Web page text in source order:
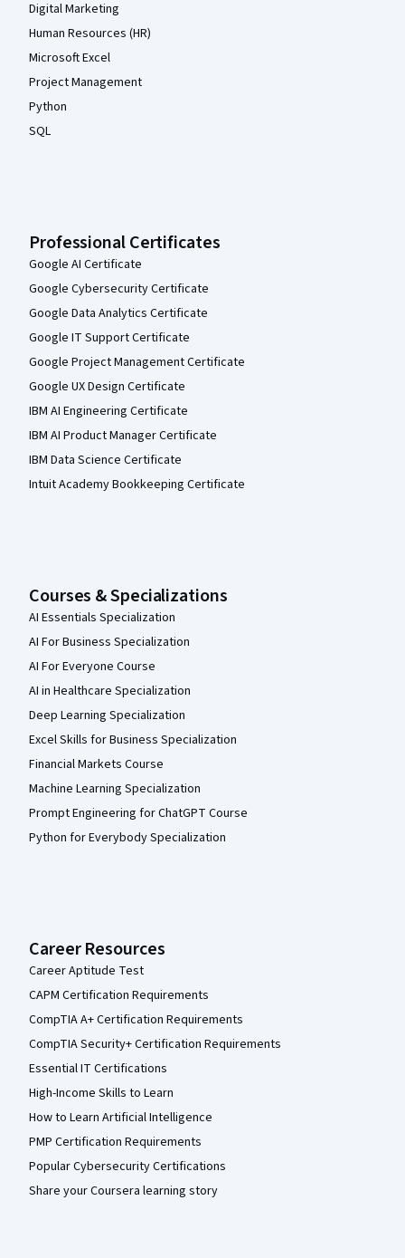
Digital Marketing
Human Resources (HR)
Microsoft Excel
Project Management
Python
SQL
Professional Certificates
Google AI Certificate
Google Cybersecurity Certificate
Google Data Analytics Certificate
Google IT Support Certificate
Google Project Management Certificate
Google UX Design Certificate
IBM AI Engineering Certificate
IBM AI Product Manager Certificate
IBM Data Science Certificate
Intuit Academy Bookkeeping Certificate
Courses & Specializations
AI Essentials Specialization
AI For Business Specialization
AI For Everyone Course
AI in Healthcare Specialization
Deep Learning Specialization
Excel Skills for Business Specialization
Financial Markets Course
Machine Learning Specialization
Prompt Engineering for ChatGPT Course
Python for Everybody Specialization
Career Resources
Career Aptitude Test
CAPM Certification Requirements
CompTIA A+ Certification Requirements
CompTIA Security+ Certification Requirements
Essential IT Certifications
High-Income Skills to Learn
How to Learn Artificial Intelligence
PMP Certification Requirements
Popular Cybersecurity Certifications
Share your Coursera learning story